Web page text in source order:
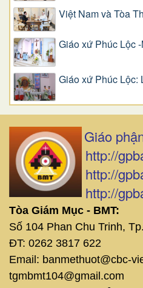
Việt Nam và Tòa
Giáo xứ Phúc Lộc
Giáo xứ Phúc Lộc:
Giáo
http://
http://
http://
Tòa Giám Mục - BMT:
Số 104 Phan Chu Trinh,
ĐT: 0262 3817 622
Email: banmethuot@cbc-
tgmbmt104@gmail.com